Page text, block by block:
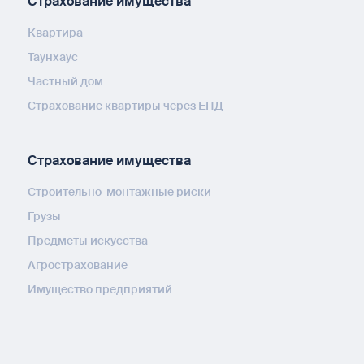
Квартира
Таунхаус
Частный дом
Страхование квартиры через ЕПД
Страхование имущества
Строительно-монтажные риски
Грузы
Предметы искусства
Агрострахование
Имущество предприятий